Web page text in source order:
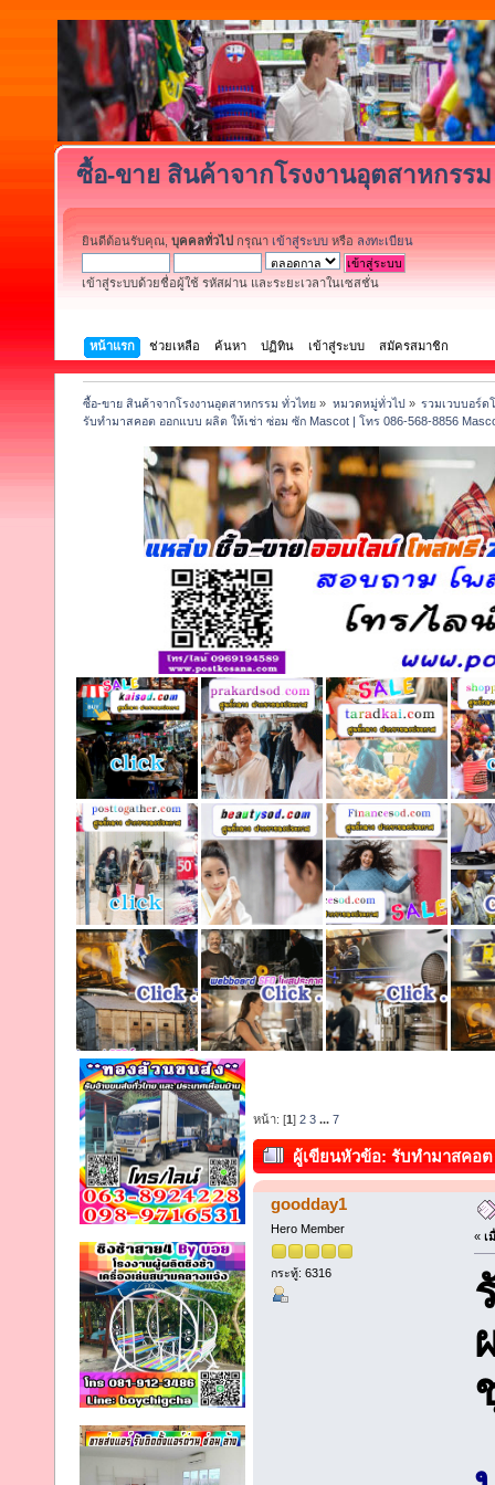
ซื้อ-ขาย สินค้าจากโรงงานอุตสาหกรร
ยินดีต้อนรับคุณ, บุคคลทั่วไป กรุณา เข้าสู่ระบบ หรือ ลงทะเบียน
เข้าสู่ระบบด้วยชื่อผู้ใช้ รหัสผ่าน และระยะเวลาในเซสชั่น
หน้าแรก ช่วยเหลือ ค้นหา ปฏิทิน เข้าสู่ระบบ สมัครสมาชิก
ซื้อ-ขาย สินค้าจากโรงงานอุตสาหกรรม ทั่วไทย » หมวดหมู่ทั่วไป» รวมเวบบอร์ด
รับทำมาสคอต ออกแบบ ผลิต ให้เช่า ซ่อม ซัก Mascot | โทร 086-568-8856
หน้า: [1 ] 2 3 ... 7
ผู้เขียนหัวข้อ: รับทำมาสคอต
goodday1
Hero Member
กระทู้: 6316
« เ